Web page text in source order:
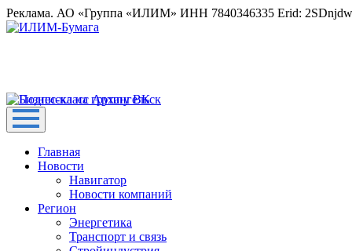
Реклама. АО «Группа «ИЛИМ» ИНН 7840346335 Erid:
Главная
Новости
Навигатор
Новости компаний
Регион
Энергетика
Транспорт и связь